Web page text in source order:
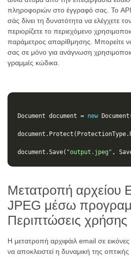
πληροφοριών στο έγγραφό σας. Το API
σάς δίνει τη δυνατότητα να ελέγχετε
περιορίζετε το περιεχόμενο
παράμετρος απαρίθμησης. Μπορείτε
σας σε μόνο για ανάγνωση
γραμμές κώδικα.
Document document = new Document
document . Protect ( ProtectionType.
document .Save( "output.jpeg" ,
Μετατροπή αρχείου
JPEG μέσω
Περιπτώσεις χρήσης
Η μετατροπή αρχιφάιλ email σε εικόνες
να αποκλειστεί η δυναμική της